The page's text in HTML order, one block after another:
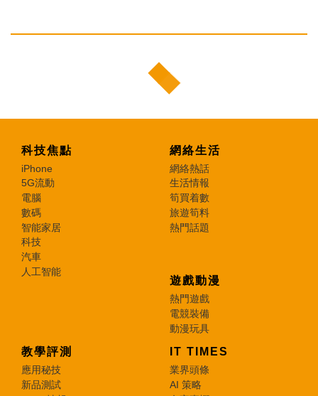
科技焦點
iPhone
5G流動
電腦
數碼
智能家居
科技
汽車
人工智能
網絡生活
網絡熱話
生活情報
筍買着數
旅遊筍料
熱門話題
遊戲動漫
熱門遊戲
電競裝備
動漫玩具
教學評測
應用秘技
新品測試
IT TIMES
業界頭條
AI 策略